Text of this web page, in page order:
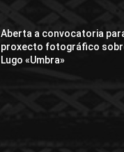
Aberta a convocatoria
proxecto fotográfico
Lugo «Umbra»